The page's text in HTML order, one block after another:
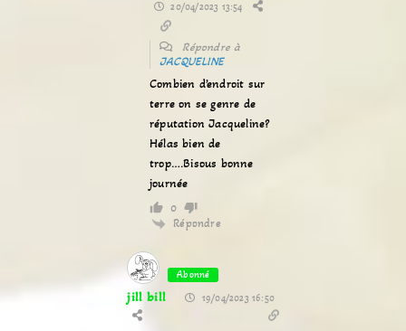
20/04/2023 13:54
Répondre à
JACQUELINE
Combien d’endroit sur
terre on se genre de
réputation Jacqueline?
Hélas bien de
trop….Bisous bonne
journée
0
Répondre
Abonné
jill bill 19/04/2023 16:50